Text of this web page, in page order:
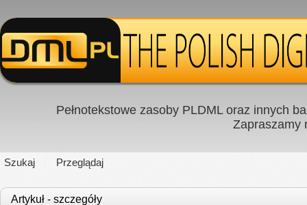
Pełnotekstowe zasoby PLDML oraz innych
Zapraszamy
Szukaj Przeglądaj
Artykuł - szczegóły